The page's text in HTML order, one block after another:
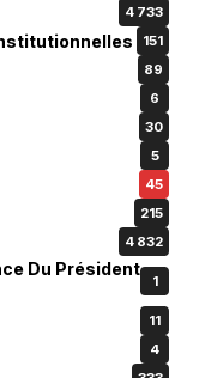
4 733
151
89
6
30
5
45
215
4 832
Du Président
1
11
4